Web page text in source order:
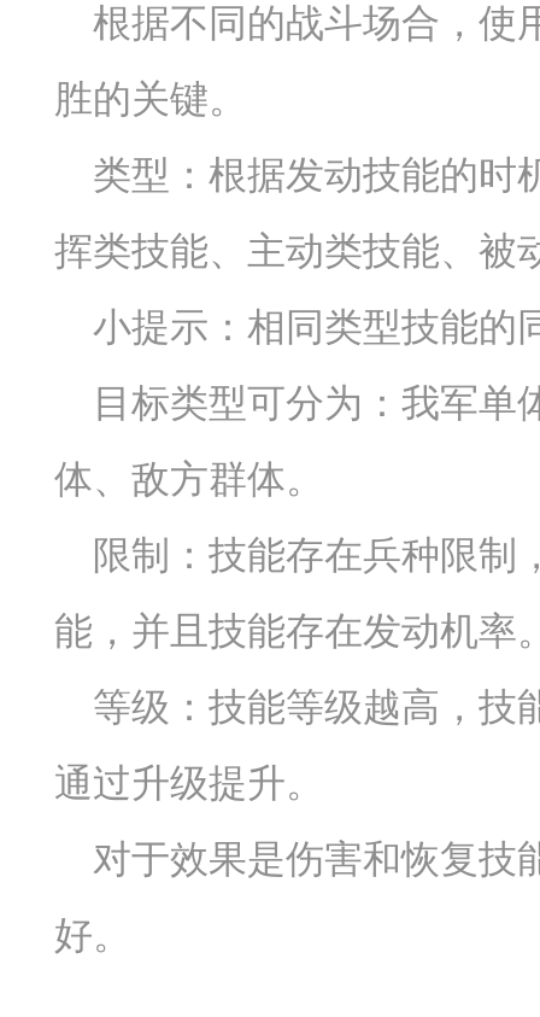
根据不同的战斗场合，使
胜的关键。
类型：根据发动技能的时
挥类技能、主动类技能、被
小提示：相同类型技能的
目标类型可分为：我军单
体、敌方群体。
限制：技能存在兵种限制
能，并且技能存在发动机率
等级：技能等级越高，技
通过升级提升。
对于效果是伤害和恢复技
好。